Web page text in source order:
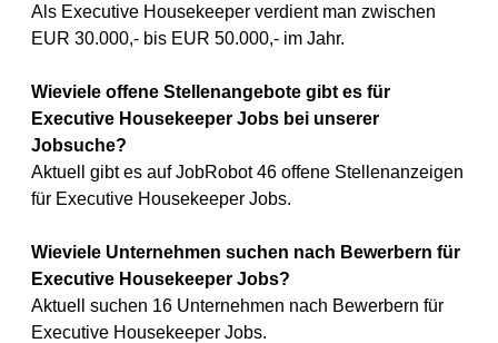
Als Executive Housekeeper verdient man zwischen
EUR 30.000,- bis EUR 50.000,- im Jahr.
Wieviele offene Stellenangebote gibt es für
Executive Housekeeper Jobs bei unserer
Jobsuche?
Aktuell gibt es auf JobRobot 46 offene Stellenanzeigen
für Executive Housekeeper Jobs.
Wieviele Unternehmen suchen nach Bewerbern für
Executive Housekeeper Jobs?
Aktuell suchen 16 Unternehmen nach Bewerbern für
Executive Housekeeper Jobs.